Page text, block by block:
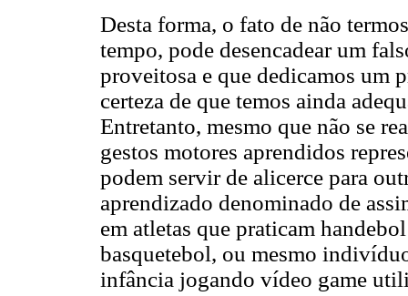
Desta forma, o fato de não
tempo, pode desencadear um
proveitosa e que dedicamos um
certeza de que temos ainda
Entretanto, mesmo que não se
gestos motores aprendidos
podem servir de alicerce para
aprendizado denominado de
em atletas que praticam
basquetebol, ou mesmo
infância jogando vídeo game